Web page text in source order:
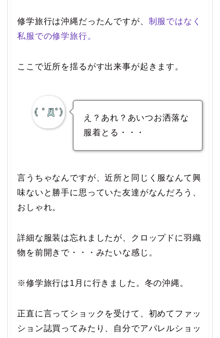
修学旅行は沖縄だったんですが、 制服ではなく
私服での修学旅行。
ここで近所を揺るがす出来事が起きます。
え？あれ？あいつお洒落な
服着とる・・・
言うちゃなんですが、近所と同じく服なんて興
味ないと勝手に思っていた友達がなんだろう、
おしゃれ。
詳細な服装は忘れましたが、クロップドに羽織
物を前開きで・・・みたいな感じ。
※修学旅行は1月に行きました。冬の沖縄。
正直に言ってショックを受けて、初めてファッ
ション誌買ってみたり、自分でアパレルショッ